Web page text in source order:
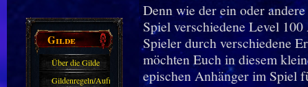
Gilde
Über die Gilde
(DAW)
Gildenregeln/Aufnahme
Denn wie der ein oder
Spiel verschiedene Level
Spieler durch verschiedene
möchten Euch in diesem
epischen Anhänger im Spiel